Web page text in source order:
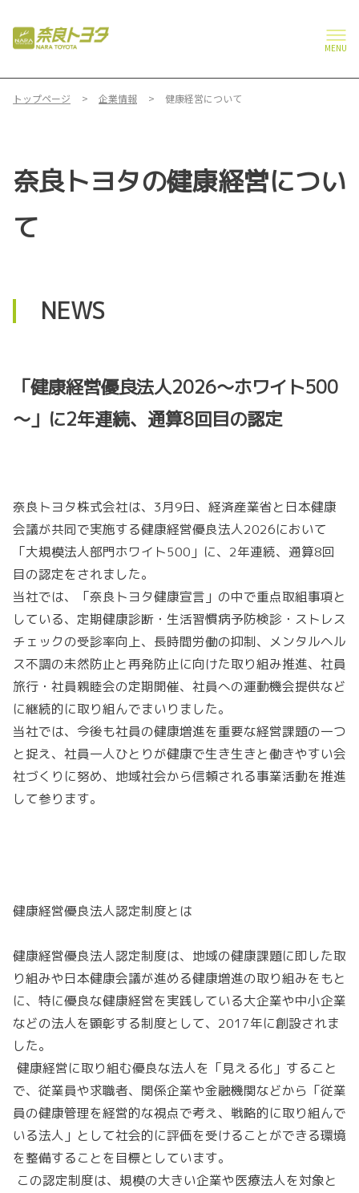
MENU
トップページ 企業情報 健康経営について
奈良トヨタの健康経営につい
て
NEWS
「健康経営優良法人2026～ホワイト500
～」に2年連続、通算8回目の認定
奈良トヨタ株式会社は、3月9日、経済産業省と日本健康
会議が共同で実施する健康経営優良法人2026において
「大規模法人部門ホワイト500」に、2年連続、通算8回
目の認定をされました。
当社では、「奈良トヨタ健康宣言」の中で重点取組事項と
している、定期健康診断・生活習慣病予防検診・ストレス
チェックの受診率向上、長時間労働の抑制、メンタルヘル
ス不調の未然防止と再発防止に向けた取り組み推進、社員
旅行・社員親睦会の定期開催、社員への運動機会提供など
に継続的に取り組んでまいりました。
当社では、今後も社員の健康増進を重要な経営課題の一つ
と捉え、社員一人ひとりが健康で生き生きと働きやすい会
社づくりに努め、地域社会から信頼される事業活動を推進
して参ります。
健康経営優良法人認定制度とは
健康経営優良法人認定制度は、地域の健康課題に即した取
り組みや日本健康会議が進める健康増進の取り組みをもと
に、特に優良な健康経営を実践している大企業や中小企業
などの法人を顕彰する制度として、2017年に創設されま
した。
健康経営に取り組む優良な法人を「見える化」すること
で、従業員や求職者、関係企業や金融機関などから「従業
員の健康管理を経営的な視点で考え、戦略的に取り組んで
いる法人」として社会的に評価を受けることができる環境
を整備することを目標としています。
この認定制度は、規模の大きい企業や医療法人を対象と